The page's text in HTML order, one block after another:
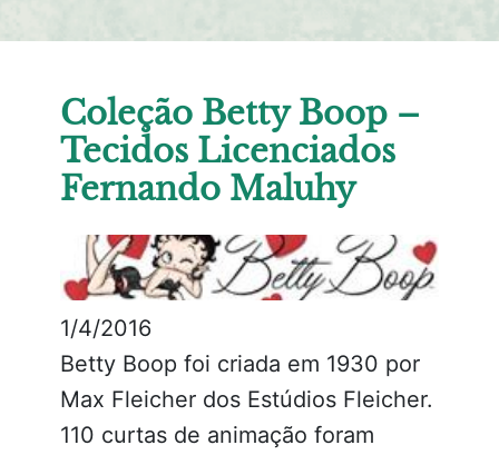
Coleção Betty Boop –
Tecidos Licenciados
Fernando Maluhy
1/4/2016
Betty Boop foi criada em 1930 por
Max Fleicher dos Estúdios Fleicher.
110 curtas de animação foram